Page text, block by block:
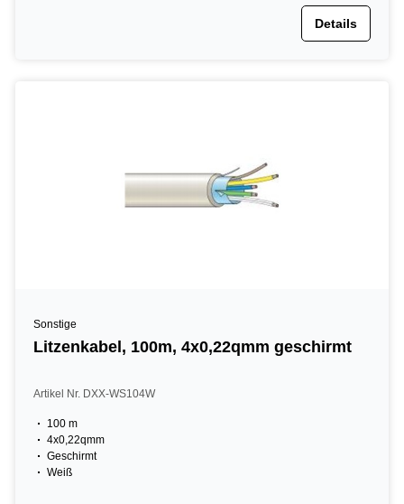
Details
Sonstige
Litzenkabel, 100m, 4x0,22qmm geschirmt
Artikel Nr. DXX-WS104W
100 m
4x0,22qmm
Geschirmt
Weiß